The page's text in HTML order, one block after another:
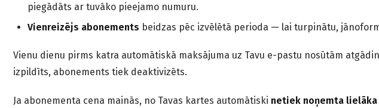
piegādāts ar tuvāko pieejamo numuru.
Vienreizējs abonements beidzas pēc izvēlētā perioda — lai turpinātu,
Vienu dienu pirms katra automātiskā maksājuma uz Tavu e-pastu nosūtām
izpildīts, abonements tiek deaktivizēts.
Ja abonementa cena mainās, no Tavas kartes automātiski netiek noņemta lielāka